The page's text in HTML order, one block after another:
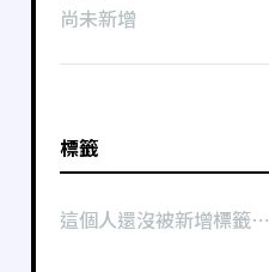
尚未新增
標籤
這個人還沒被新增標籤⋯